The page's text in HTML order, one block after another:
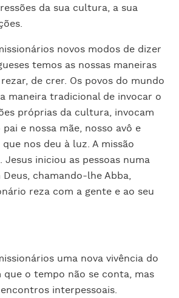
da sua cultura, a sua
novos modos de dizer
temos as nossas maneiras
de crer. Os povos do mundo
maneira tradicional de invocar o
próprias da cultura, invocam
e nossa mãe, nosso avô e
nos deu à luz. A missão
iniciou as pessoas numa
chamando-lhe Abba,
reza com a gente e ao seu
uma nova vivência do
que o tempo não se conta, mas
interpessoais.